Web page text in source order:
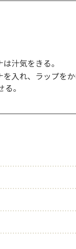
汁気をきる。
入れ、ラップを
。